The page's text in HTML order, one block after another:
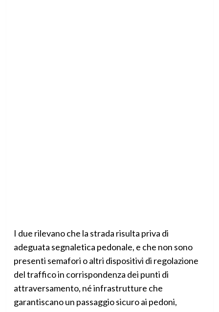
I due rilevano che la strada risulta priva di
adeguata segnaletica pedonale, e che non sono
presenti semafori o altri dispositivi di regolazione
del traffico in corrispondenza dei punti di
attraversamento, né infrastrutture che
garantiscano un passaggio sicuro ai pedoni,